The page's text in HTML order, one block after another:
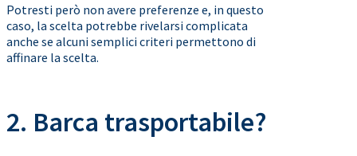
Potresti però non avere preferenze e, in questo
caso, la scelta potrebbe rivelarsi complicata
anche se alcuni semplici criteri permettono di
affinare la scelta.
2. Barca trasportabile?